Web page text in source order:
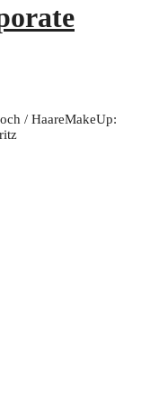
/ HaareMakeUp: